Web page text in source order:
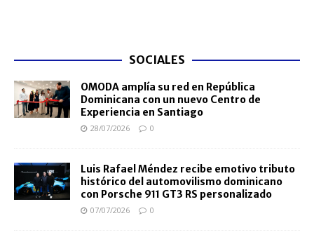
SOCIALES
OMODA amplía su red en República
Dominicana con un nuevo Centro de
Experiencia en Santiago
28/07/2026 0
Luis Rafael Méndez recibe emotivo tributo
histórico del automovilismo dominicano
con Porsche 911 GT3 RS personalizado
07/07/2026 0